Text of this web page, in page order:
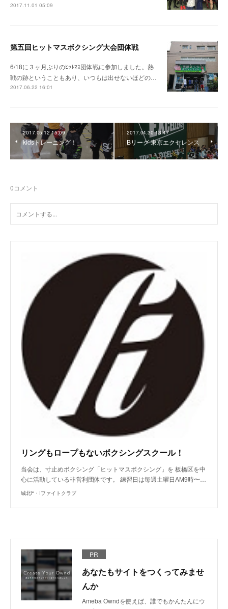
2017.11.01 05:09
第五回ヒットマスボクシング大会団体戦
6/18に３ヶ月ぶりのﾋｯﾄﾏｽ団体戦に参加しました。熱
戦の跡ということもあり、いつもは出せないほどの…
2017.06.22 16:01
2017.05.12 15:09
kidsトレーニング！
2017.04.30 13:47
Bリーグ 東京エクセレンス
0コメント
リングもロープもないボクシングスクール！
当会は、寸止めボクシング「ヒットマスボクシング」を 板橋区を中
心に活動している非営利団体です。 練習日は毎週土曜日AM9時〜…
城北F・Iファイトクラブ
PR
あなたもサイトをつくってみませ
んか
Ameba Owndを使えば、誰でもかんたんにウ